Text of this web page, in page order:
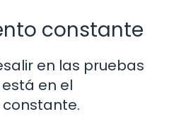
constante
en las pruebas
en el